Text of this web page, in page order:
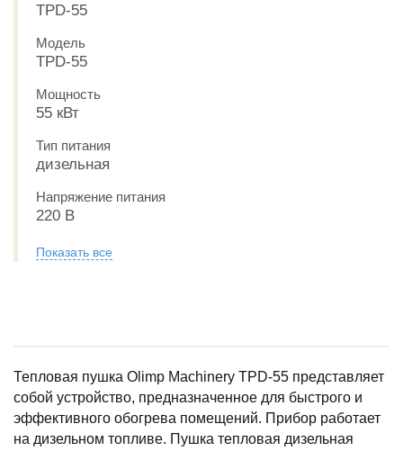
TPD-55
Модель
TPD-55
Мощность
55 кВт
Тип питания
дизельная
Напряжение питания
220 В
Показать все
Тепловая пушка Olimp Machinery TPD-55 представляет
собой устройство, предназначенное для быстрого и
эффективного обогрева помещений. Прибор работает
на дизельном топливе. Пушка тепловая дизельная